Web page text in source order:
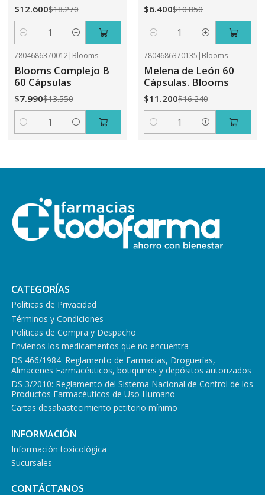
$12.600$18.270
Cantidad
$6.400$10.850
Cantidad
7804686370012| Blooms
Blooms Complejo B
60 Cápsulas
$7.990$13.550
Cantidad
7804686370135 | Blooms
Melena de León 60
Cápsulas. Blooms
$11.200$16.240
Cantidad
CATEGORÍAS
Políticas de Privacidad
Términos y Condiciones
Políticas de Compra y Despacho
Envíenos los medicamentos que no encuentra
DS 466/1984: Reglamento de Farmacias, Droguerías,
Almacenes Farmacéuticos, botiquines y depósitos autorizados
DS 3/2010: Reglamento del Sistema Nacional de Control de los
Productos Farmacéuticos de Uso Humano
Cartas desabastecimiento petitorio mínimo
INFORMACIÓN
Información toxicológica
Sucursales
CONTÁCTANOS